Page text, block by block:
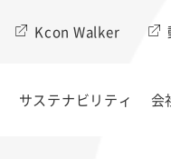
Kcon Walker
サステナビリティ 会